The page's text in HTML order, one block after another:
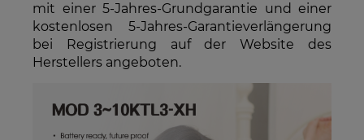
mit einer 5-Jahres-Grundgarantie und einer
kostenlosen 5-Jahres-Garantieverlängerung
bei Registrierung auf der Website des
Herstellers angeboten.